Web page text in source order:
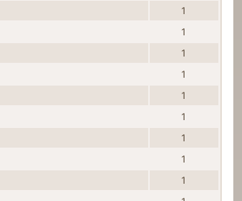
1
1
1
1
1
1
1
1
1